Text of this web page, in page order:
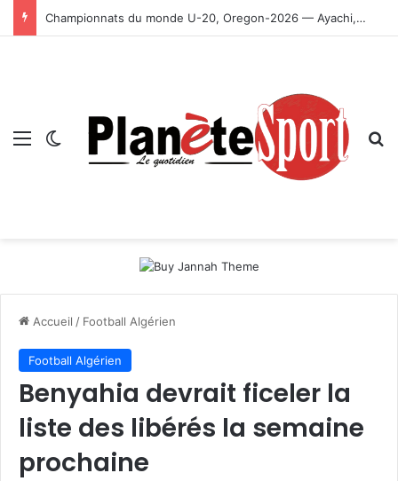
Championnats du monde U-20, Oregon-2026 — Ayachi, Dissa, Touahria et Ghezali en finale
Menu Switch skin
Accueil / Football Algérien
Football Algérien
Benyahia devrait ficeler la
liste des libérés la semaine
prochaine